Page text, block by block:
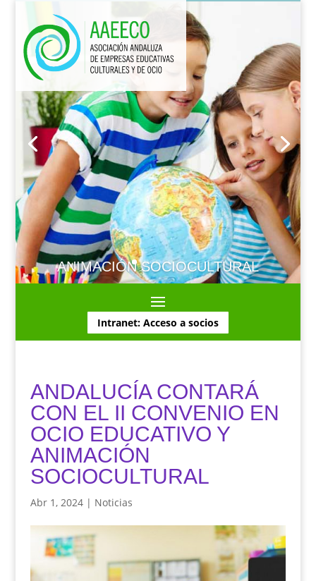
ANIMACIÓN SOCIOCULTURAL
Intranet: Acceso a socios
ANDALUCÍA CONTARÁ
CON EL II CONVENIO EN
OCIO EDUCATIVO Y
ANIMACIÓN
SOCIOCULTURAL
Abr 1, 2024| Noticias